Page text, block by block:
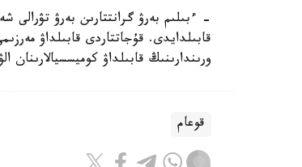
- ءبىلىم بەرۋ گرانتتارىن بەرۋ
قابىلدايدى. قۇجاتتاردى قابىلداۋ
ورىندارىنىڭ قابىلداۋ كوميسسيالارىنان
قوعام